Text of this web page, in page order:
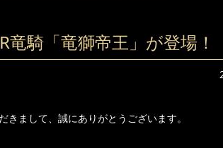
騎「竜獅帝王」が登場！
まして、誠にありがとうございます。